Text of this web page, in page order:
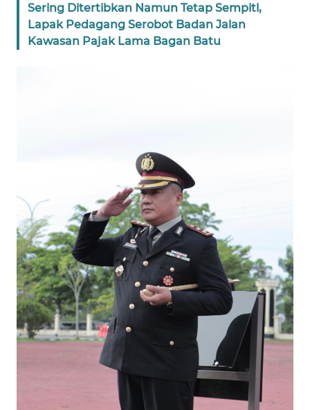
Sering Ditertibkan Namun Tetap Sempitl,
Lapak Pedagang Serobot Badan Jalan
Kawasan Pajak Lama Bagan Batu
WN
SULTENG
SUMBAR
WN
SUMSEL
WN
BENGKULU
WN